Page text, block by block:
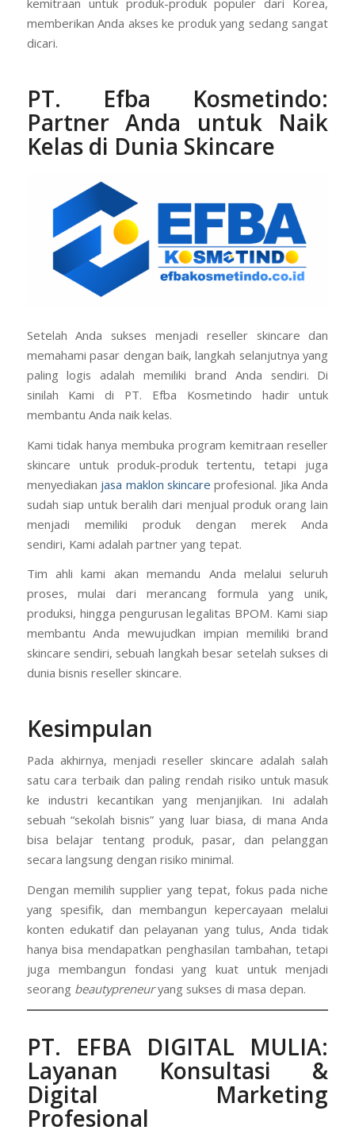
kemitraan untuk produk-produk populer dari Korea,
memberikan Anda akses ke produk yang sedang sangat
dicari.
PT. Efba Kosmetindo:
Partner Anda untuk Naik
Kelasdi Dunia Skincare
Setelah Anda sukses menjadi reseller skincare dan
memahami pasar dengan baik, langkah selanjutnya yang
paling logis adalah memiliki brand Anda sendiri. Di
sinilah Kami di PT. Efba Kosmetindo hadir untuk
membantu Anda naik kelas.
Kami tidak hanya membuka program kemitraan reseller
skincare untuk produk-produk tertentu, tetapi juga
menyediakan jasa maklon skincare profesional. Jika Anda
sudah siap untuk beralih dari menjual produk orang lain
menjadi memiliki produk dengan merek Anda
sendiri, Kami adalah partner yang tepat.
Tim ahli kami akan memandu Anda melalui seluruh
proses, mulai dari merancang formula yang unik,
produksi, hingga pengurusan legalitas BPOM. Kami siap
membantu Anda mewujudkan impian memiliki brand
skincare sendiri, sebuah langkah besar setelah sukses di
dunia bisnis reseller skincare.
Kesimpulan
Pada akhirnya, menjadi reseller skincare adalah salah
satu cara terbaik dan paling rendah risiko untuk masuk
ke industri kecantikan yang menjanjikan. Ini adalah
sebuah “sekolah bisnis” yang luar biasa, di mana Anda
bisa belajar tentang produk, pasar, dan pelanggan
secara langsung dengan risiko minimal.
Dengan memilih supplier yang tepat, fokus pada niche
yang spesifik, dan membangun kepercayaan melalui
konten edukatif dan pelayanan yang tulus, Anda tidak
hanya bisa mendapatkan penghasilan tambahan, tetapi
juga membangun fondasi yang kuat untuk menjadi
seorang beautypreneuryang sukses di masa depan.
PT. EFBA DIGITAL MULIA:
Layanan Konsultasi &
Digital Marketing
Profesional